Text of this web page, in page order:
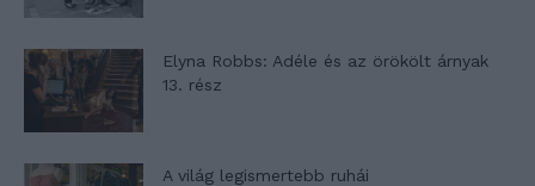
Elyna Robbs: Adéle és az örökölt árnyak
13. rész
A világ legismertebb ruhái